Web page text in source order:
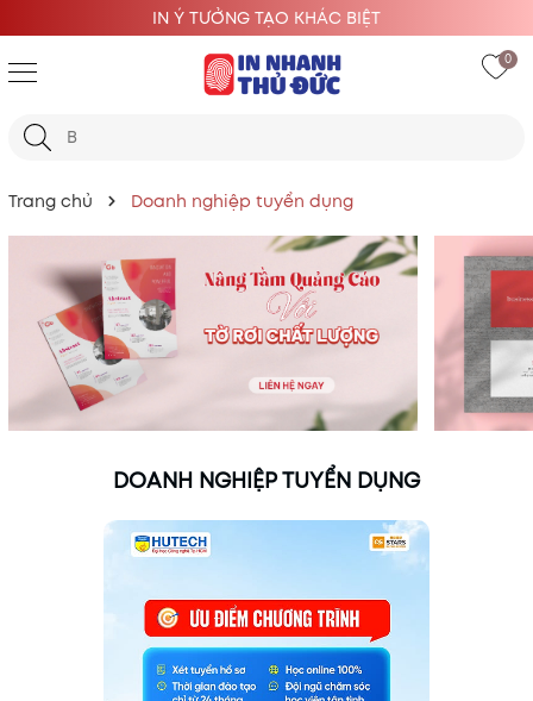
IN Ý TƯỞNG TẠO KHÁC BIỆT
0
Trang chủ Doanh nghiệp tuyển dụng
DOANH NGHIỆP TUYỂN DỤNG